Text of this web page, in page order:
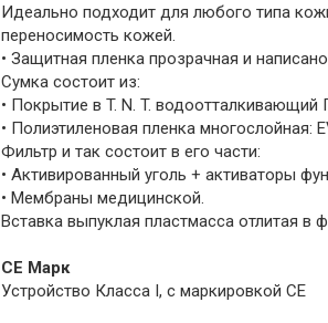
Идеально подходит для любого типа
переносимость кожей.
• Защитная пленка прозрачная и
Сумка состоит из:
• Покрытие в T. N. T. водоотталкивающий
• Полиэтиленовая пленка многослойная:
Фильтр и так состоит в его части:
• Активированный уголь + активаторы
• Мембраны медицинской.
Вставка выпуклая пластмасса отлитая
CE Марк
Устройство Класса I, с маркировкой CE